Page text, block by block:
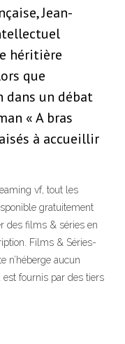
Jean-
héritière
que
un débat
« A bras
à accueillir
vf, tout les
gratuitement
des films & séries en
Films & Séries-
n’héberge aucun
est fournis par des tiers